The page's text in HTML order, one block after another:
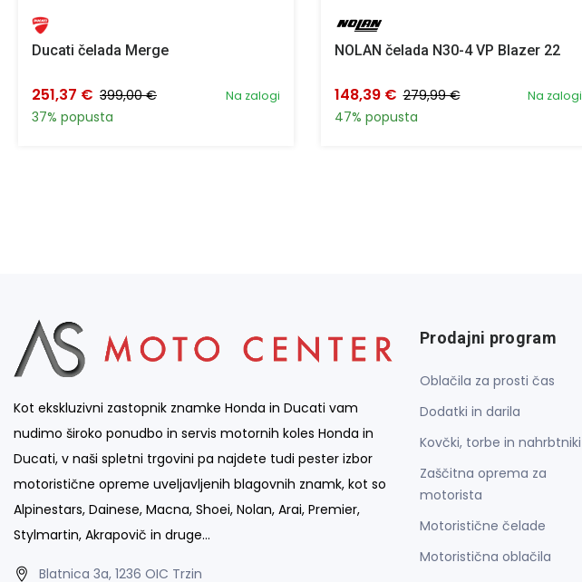
Ducati čelada Merge
Na zalogi
251,37 € 399,00 €
37% popusta
NOLAN čelada N30-4 VP Blazer 22
Na zalogi
148,39 € 279,99 €
47% popusta
Kot ekskluzivni zastopnik znamke Honda in Ducati vam
nudimo široko ponudbo in servis motornih koles Honda in
Ducati, v naši spletni trgovini pa najdete tudi pester izbor
motoristične opreme uveljavljenih blagovnih znamk, kot so
Alpinestars, Dainese, Macna, Shoei, Nolan, Arai, Premier,
Stylmartin, Akrapovič in druge…
Blatnica 3a, 1236 OIC Trzin
Prodajni program
Oblačila za prosti čas
Dodatki in darila
Kovčki, torbe in nahrbtniki
Zaščitna oprema za
motorista
Motoristične čelade
Motoristična oblačila